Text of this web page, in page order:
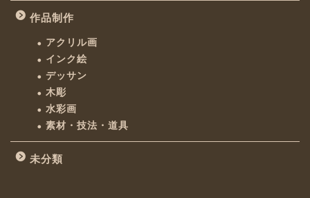
作品制作
アクリル画
インク絵
デッサン
木彫
水彩画
素材・技法・道具
未分類